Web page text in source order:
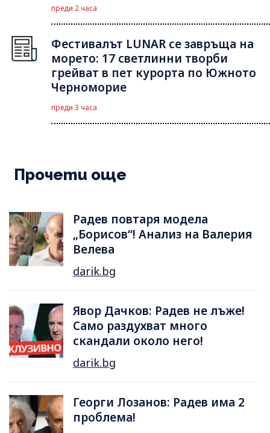
преди 2 часа
Фестивалът LUNAR се завръща на
морето: 17 светлинни творби
грейват в пет курорта по Южното
Черноморие
преди 3 часа
Прочети още
Радев повтаря модела
„Борисов“! Анализ на Валерия
Велева
darik.bg
Явор Дачков: Радев не лъже!
Само раздухват много
скандали около него!
darik.bg
Георги Лозанов: Радев има 2
проблема!